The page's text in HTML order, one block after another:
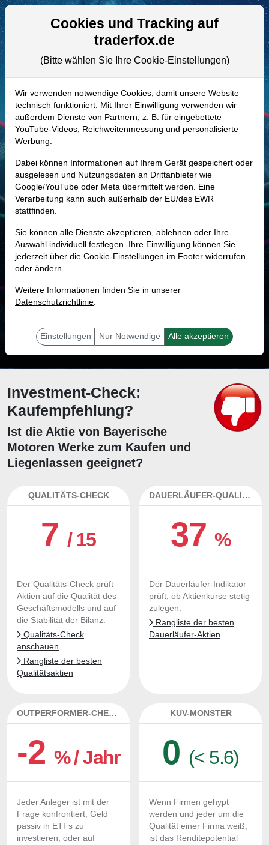
Aktien- und Artikelsuche
519000 | BMW–Bayerische
Motoren Werke Aktie
Realtime-Aktienkurs:
- - -
-
Marktkapitalisierung 34,99 Mrd. EUR
Unternehmenswert
Umsatz 133,45 Mrd. EUR
25.0 %
mit dieser Aktie erfolgreich sein.
Investment-Check:
Kaufempfehlung?
Ist die Aktie von Bayerische
Motoren Werke zum Kaufen und
Liegenlassen geeignet?
QUALITÄTS-CHECK
7/ 15
Der Qualitäts-Check prüft
Aktien auf die Qualität des
Geschäftsmodells und auf
die Stabilität der Bilanz.
Qualitäts-Check
anschauen
Rangliste der besten
Qualitätsaktien
DAUERLÄUFER-QUALITÄTEN
37%
Der Dauerläufer-Indikator
prüft, ob Aktienkurse stetig
zulegen.
Rangliste der besten
Dauerläufer-Aktien
OUTPERFORMER-CHECK
-2 % / Jahr
Jeder Anleger ist mit der
Frage konfrontiert, Geld
passiv in ETFs zu
investieren, oder auf
KUV-MONSTER
0 (< 5.6)
Wenn Firmen gehypt
werden und jeder um die
Qualität einer Firma weiß,
ist das Renditepotential
Cookies und Tracking auf
traderfox.de
(Bitte wählen Sie Ihre Cookie-Einstellungen)
Wir verwenden notwendige Cookies, damit unsere Website
technisch funktioniert. Mit Ihrer Einwilligung verwenden wir
außerdem Dienste von Partnern, z. B. für eingebettete
YouTube-Videos, Reichweitenmessung und personalisierte
Werbung.
Dabei können Informationen auf Ihrem Gerät gespeichert oder
ausgelesen und Nutzungsdaten an Drittanbieter wie
Google/YouTube oder Meta übermittelt werden. Eine
Verarbeitung kann auch außerhalb der EU/des EWR
stattfinden.
Sie können alle Dienste akzeptieren, ablehnen oder Ihre
Auswahl individuell festlegen. Ihre Einwilligung können Sie
jederzeit über die Cookie-Einstellungen im Footer widerrufen
oder ändern.
Weitere Informationen finden Sie in unserer
Datenschutzrichtlinie.
Einstellungen Nur Notwendige Alle akzeptieren